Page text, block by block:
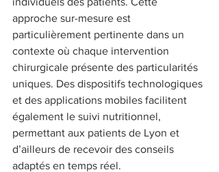
approche sur-mesure est
particulièrement pertinente dans un
contexte où chaque intervention
chirurgicale présente des particularités
uniques. Des dispositifs technologiques
et des applications mobiles facilitent
également le suivi nutritionnel,
permettant aux patients de Lyon et
d’ailleurs de recevoir des conseils
adaptés en temps réel.